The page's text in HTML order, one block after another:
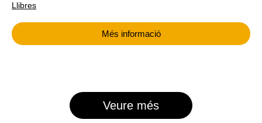
Llibres
Més informació
Veure més